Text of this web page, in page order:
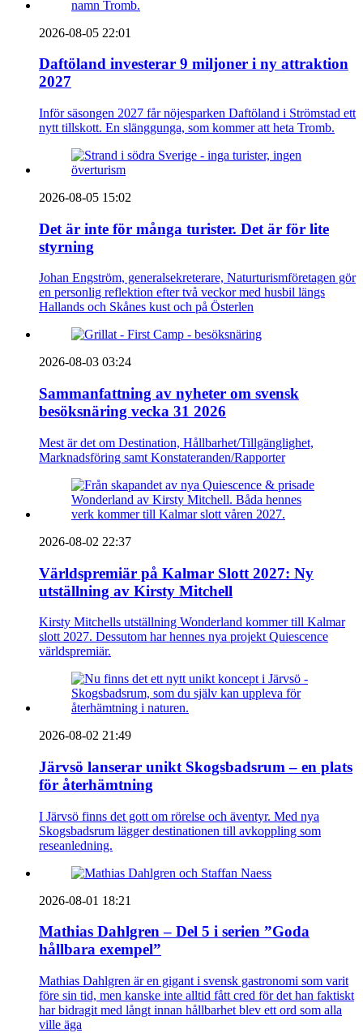
2026-08-05 22:01
Daftöland investerar 9 miljoner i ny attraktion
2027
Inför säsongen 2027 får nöjesparken Daftöland i Strömstad ett
nytt tillskott. En slänggunga, som kommer att heta Tromb.
2026-08-05 15:02
Det är inte för många turister. Det är för lite
styrning
Johan Engström, generalsekreterare, Naturturismföretagen gör
en personlig reflektion efter två veckor med husbil längs
Hallands och Skånes kust och på Österlen
2026-08-03 03:24
Sammanfattning av nyheter om svensk
besöksnäring vecka 31 2026
Mest är det om Destination, Hållbarhet/Tillgänglighet,
Marknadsföring samt Konstateranden/Rapporter
2026-08-02 22:37
Världspremiär på Kalmar Slott 2027: Ny
utställning av Kirsty Mitchell
Kirsty Mitchells utställning Wonderland kommer till Kalmar
slott 2027. Dessutom har hennes nya projekt Quiescence
världspremiär.
2026-08-02 21:49
Järvsö lanserar unikt Skogsbadsrum – en plats
för återhämtning
I Järvsö finns det gott om rörelse och äventyr. Med nya
Skogsbadsrum lägger destinationen till avkoppling som
reseanledning.
2026-08-01 18:21
Mathias Dahlgren – Del 5 i serien ”Goda
hållbara exempel”
Mathias Dahlgren är en gigant i svensk gastronomi som varit
före sin tid, men kanske inte alltid fått cred för det han faktiskt
har bidragit med långt innan hållbarhet blev ett ord som alla
ville äga